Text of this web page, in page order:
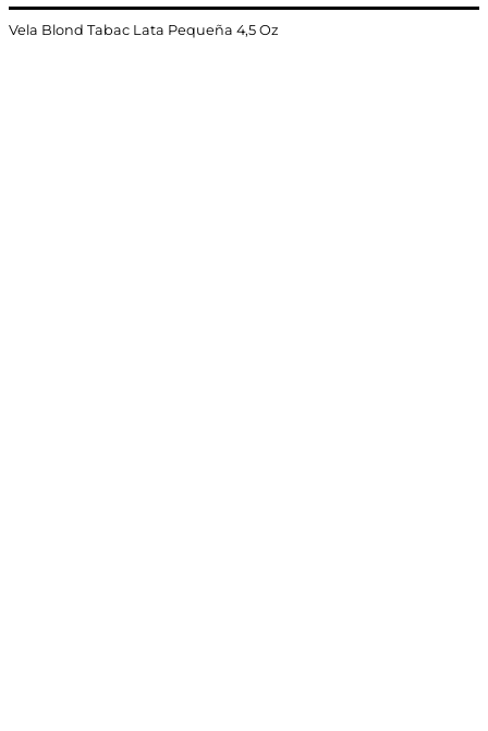
Vela Blond Tabac Lata Pequeña 4,5 Oz